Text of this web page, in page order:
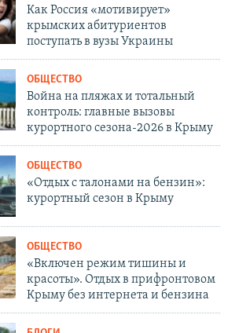
Как Россия «мотивирует»
крымских абитуриентов
поступать в вузы Украины
ОБЩЕСТВО
Война на пляжах и тотальный
контроль: главные вызовы
курортного сезона-2026 в Крыму
ОБЩЕСТВО
«Отдых с талонами на бензин»:
курортный сезон в Крыму
ОБЩЕСТВО
«Включен режим тишины и
красоты». Отдых в прифронтовом
Крыму без интернета и бензина